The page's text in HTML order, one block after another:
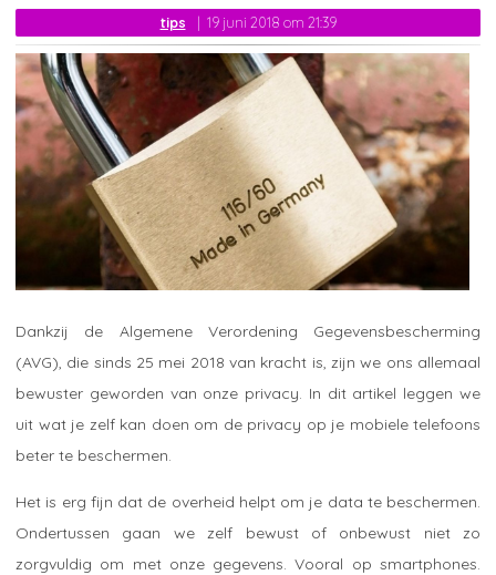
tips 19 juni 2018 om 21:39
Dankzij de Algemene Verordening Gegevensbescherming
(AVG), die sinds 25 mei 2018 van kracht is, zijn we ons allemaal
bewuster geworden van onze privacy. In dit artikel leggen we
uit wat je zelf kan doen om de privacy op je mobiele telefoons
beter te beschermen.
Het is erg fijn dat de overheid helpt om je data te beschermen.
Ondertussen gaan we zelf bewust of onbewust niet zo
zorgvuldig om met onze gegevens. Vooral op smartphones.